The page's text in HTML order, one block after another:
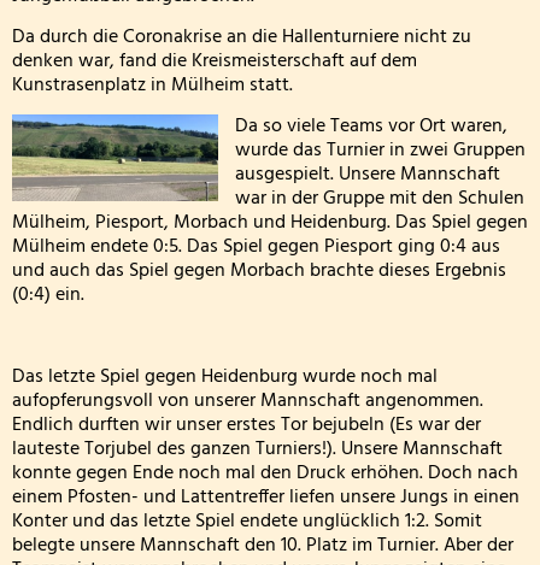
Wandertag am 24.03.2026
Die 4. Klasse war in der Wildbadmühle
Schwimmwettbewerb 2026
Rollstuhlprojekt
Die Wölflinge in der Bäckerei Wildbadmühle
Känguru Wettbewerb 2026
Fußballturnier Kreismeisterschaft der Mädchen
Knollenaktion der Bärenklasse
Da durch die Coronakrise an die Hallenturniere nicht zu
denken war, fand die Kreismeisterschaft auf dem
Kunstrasenplatz in Mülheim statt.
Da so viele Teams vor Ort waren,
wurde das Turnier in zwei Gruppen
ausgespielt. Unsere Mannschaft
war in der Gruppe mit den Schulen
Mülheim, Piesport, Morbach und Heidenburg. Das Spiel gegen
Mülheim endete 0:5. Das Spiel gegen Piesport ging 0:4 aus
und auch das Spiel gegen Morbach brachte dieses Ergebnis
(0:4) ein.
Das letzte Spiel gegen Heidenburg wurde noch mal
aufopferungsvoll von unserer Mannschaft angenommen.
Endlich durften wir unser erstes Tor bejubeln (Es war der
lauteste Torjubel des ganzen Turniers!). Unsere Mannschaft
konnte gegen Ende noch mal den Druck erhöhen. Doch nach
einem Pfosten- und Lattentreffer liefen unsere Jungs in einen
Konter und das letzte Spiel endete unglücklich 1:2. Somit
belegte unsere Mannschaft den 10. Platz im Turnier. Aber der